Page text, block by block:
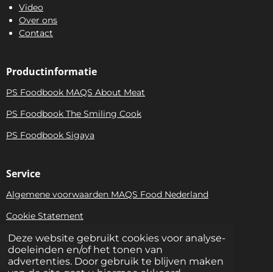
Deze website gebruikt cookies voor analyse-
doeleinden en/of het tonen van
advertenties. Door gebruik te blijven maken
Video
Over ons
Contact
Productinformatie
PS Foodbook MAQS About Meat
PS Foodbook The Smiling Cook
PS Foodbook Sigaya
Service
Algemene voorwaarden MAQS Food Nederland
Cookie Statement
Privacy Statement
Bezoekadres: Niels Bohrweg 161 • 3542 CA Utrecht |